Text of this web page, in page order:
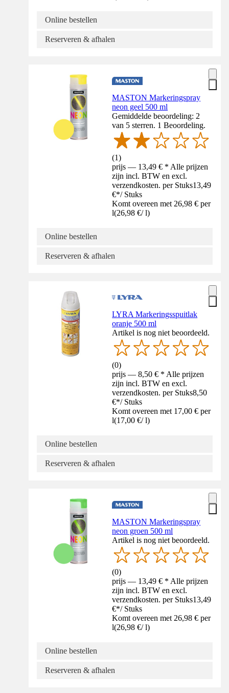
Online bestellen
Reserveren & afhalen
MASTON Markeringspray
neon geel 500 ml
Gemiddelde beoordeling: 2
van 5 sterren. 1 Beoordeling.
(1)
prijs — 13,49 € * Alle prijzen
zijn incl. BTW en excl.
verzendkosten. per Stuks13,49
€*/ Stuks
Komt overeen met 26,98 € per
l(26,98 €/ l)
Online bestellen
Reserveren & afhalen
LYRA Markeringsspuitlak
oranje 500 ml
Artikel is nog niet beoordeeld.
(0)
prijs — 8,50 € * Alle prijzen
zijn incl. BTW en excl.
verzendkosten. per Stuks8,50
€*/ Stuks
Komt overeen met 17,00 € per
l(17,00 €/ l)
Online bestellen
Reserveren & afhalen
MASTON Markeringspray
neon groen 500 ml
Artikel is nog niet beoordeeld.
(0)
prijs — 13,49 € * Alle prijzen
zijn incl. BTW en excl.
verzendkosten. per Stuks13,49
€*/ Stuks
Komt overeen met 26,98 € per
l(26,98 €/ l)
Online bestellen
Reserveren & afhalen